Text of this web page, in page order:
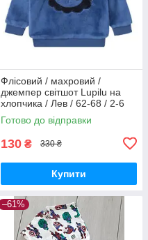
Флісовий / махровий /
джемпер світшот Lupilu на
хлопчика / Лев / 62-68 / 2-6
міс.
Готово до відправки
130 ₴ 330 ₴
Купити
–61%